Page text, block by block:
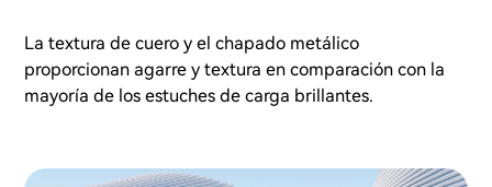
La textura de cuero y el chapado metálico
proporcionan agarre y textura en comparación con la
mayoría de los estuches de carga brillantes.